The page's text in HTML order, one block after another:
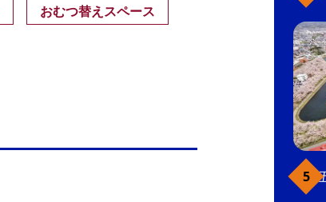
おむつ替えスペース